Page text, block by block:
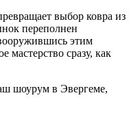
выбор ковра из
переполнен
этим
мастерство сразу, как
шоурум в Эвергеме,